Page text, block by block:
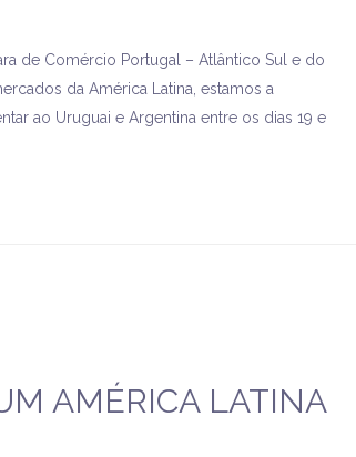
de Comércio Portugal – Atlântico Sul e do
da América Latina, estamos a
ao Uruguai e Argentina entre os dias 19 e
AMÉRICA LATINA